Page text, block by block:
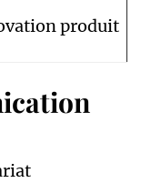
produit